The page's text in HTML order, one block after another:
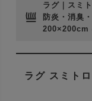
ラグ｜スミ
防炎・消臭
200×200cm
ラグ スミト